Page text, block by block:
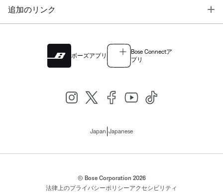
追加のリンク
ボーズアプリ
Bose Connectア
プリ
Japan Japanese
© Bose Corporation 2026
法律上のプライバシーポリシーアクセシビリティ